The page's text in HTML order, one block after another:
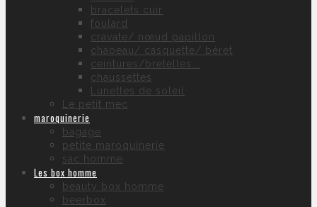
bracelets cuir
foulard
cravate/ nœud papillon
chapeau/ casquette/ béret
ceintures/bretelles….
chaussettes
Lunettes de soleil
Le petit mec
maroquinerie
bagage
petite maroquinerie
sac homme
Les box homme
beauty box homme
beerbox